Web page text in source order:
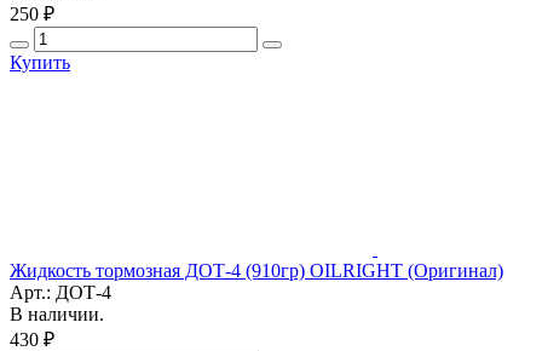
250 ₽
Купить
Жидкость тормозная ДОТ-4 (910гр) OILRIGHT (Оригинал)
Арт.: ДОТ-4
В наличии.
430 ₽